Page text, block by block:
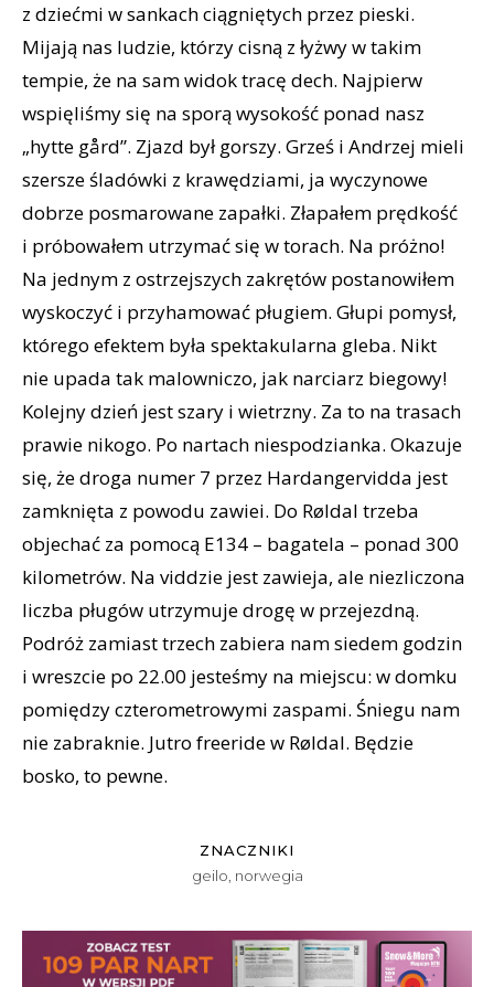
z dziećmi w sankach ciągniętych przez pieski.
Mijają nas ludzie, którzy cisną z łyżwy w takim
tempie, że na sam widok tracę dech. Najpierw
wspięliśmy się na sporą wysokość ponad nasz
„hytte gård”. Zjazd był gorszy. Grześ i Andrzej mieli
szersze śladówki z krawędziami, ja wyczynowe
dobrze posmarowane zapałki. Złapałem prędkość
i próbowałem utrzymać się w torach. Na próżno!
Na jednym z ostrzejszych zakrętów postanowiłem
wyskoczyć i przyhamować pługiem. Głupi pomysł,
którego efektem była spektakularna gleba. Nikt
nie upada tak malowniczo, jak narciarz biegowy!
Kolejny dzień jest szary i wietrzny. Za to na trasach
prawie nikogo. Po nartach niespodzianka. Okazuje
się, że droga numer 7 przez Hardangervidda jest
zamknięta z powodu zawiei. Do Røldal trzeba
objechać za pomocą E134 – bagatela – ponad 300
kilometrów. Na viddzie jest zawieja, ale niezliczona
liczba pługów utrzymuje drogę w przejezdną.
Podróż zamiast trzech zabiera nam siedem godzin
i wreszcie po 22.00 jesteśmy na miejscu: w domku
pomiędzy czterometrowymi zaspami. Śniegu nam
nie zabraknie. Jutro freeride w Røldal. Będzie
bosko, to pewne.
ZNACZNIKI
geilo norwegia